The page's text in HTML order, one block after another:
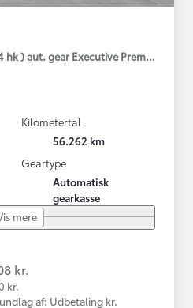
hk ) aut. gear Executive Premium
Kilometertal
56.262 km
Geartype
Automatisk
gearkasse
mere
kr.
kr.
af: Udbetaling kr.